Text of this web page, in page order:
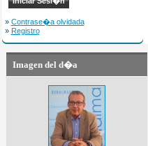
» Contrase�a olvidada
» Registro
Imagen del d�a